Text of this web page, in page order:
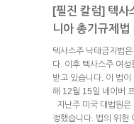
[필진 칼럼] 텍사
니아 총기규제법
텍사스주 낙태금지법
다. 이후 텍사스주 여
받고 있습니다. 이 법
해 12월 15일 네이버
지난주 미국 대법원
정했습니다. 법의 위헌